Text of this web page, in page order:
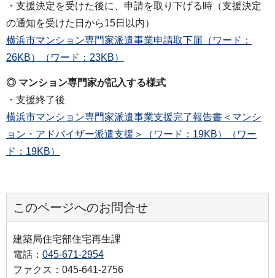
・⽀援決定を受けた後に、申請を取り下げる時（⽀援決定
の通知を受けた⽇から15⽇以内）
横浜市マンション専門家派遣事業申請取下届（ワード：
26KB）（ワード：23KB）
◎ マンション専門家が記⼊する様式
・⽀援終了後
横浜市マンション専門家派遣事業⽀援完了報告書＜マンシ
ョン・アドバイザー派遣支援＞（ワード：19KB）（ワー
ド：19KB）
このページへのお問合せ
建築局住宅部住宅再生課
電話： 045-671-2954
ファクス：045-641-2756